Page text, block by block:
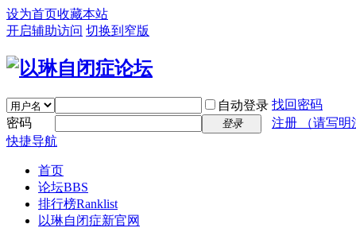
设为首页收藏本站
开启辅助访问 切换到窄版
自动登录 找回密码
密码
登录
注册 （请写明
快捷导航
首页
论坛BBS
排行榜Ranklist
以琳自闭症新官网